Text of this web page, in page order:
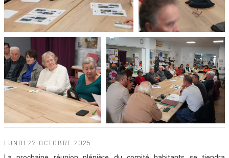
LUNDI 27 OCTOBRE 2025